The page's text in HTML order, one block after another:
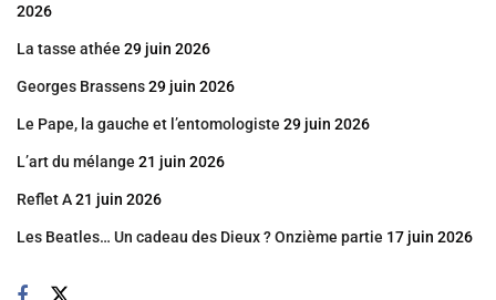
2026
La tasse athée 29 juin 2026
Georges Brassens29 juin 2026
Le Pape, la gauche et l’entomologiste 29 juin 2026
L’art du mélange 21 juin 2026
Reflet A21 juin 2026
Les Beatles… Un cadeau des Dieux ? Onzième partie 17 juin 2026